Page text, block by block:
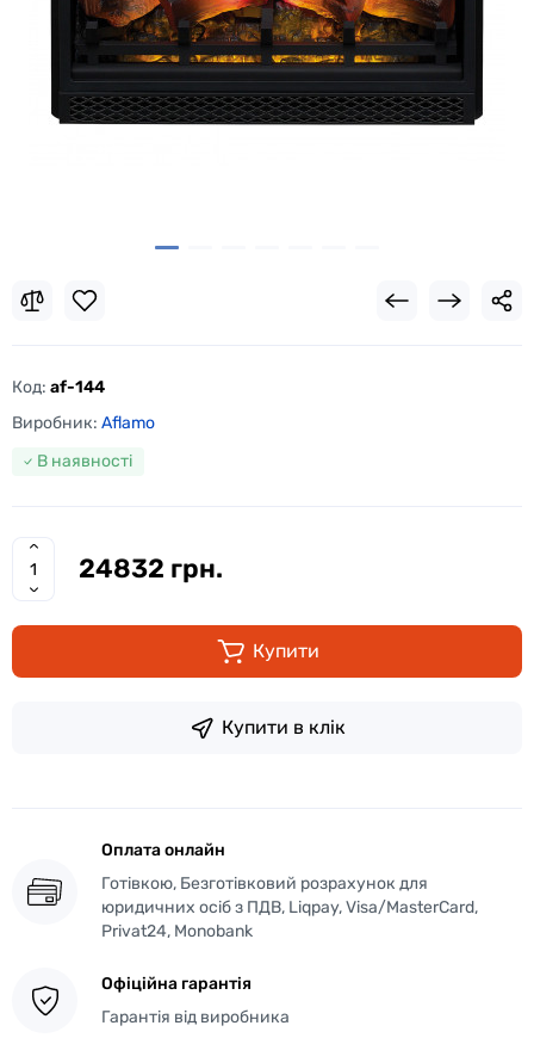
Код: af-144
Виробник: Aflamo
В наявності
24832 грн.
Купити
Купити в клік
Оплата онлайн
Готівкою, Безготівковий розрахунок для
юридичних осіб з ПДВ, Liqpay, Visa/MasterCard,
Privat24, Monobank
Офіційна гарантія
Гарантія від виробника